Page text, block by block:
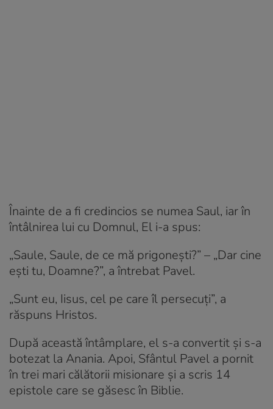
Înainte de a fi credincios se numea Saul, iar în
întâlnirea lui cu Domnul, El i-a spus:
„Saule, Saule, de ce mă prigonești?” – „Dar cine
ești tu, Doamne?”, a întrebat Pavel.
„Sunt eu, Iisus, cel pe care îl persecuți”, a
răspuns Hristos.
După această întâmplare, el s-a convertit și s-a
botezat la Anania. Apoi, Sfântul Pavel a pornit
în trei mari călătorii misionare și a scris 14
epistole care se găsesc în Biblie.